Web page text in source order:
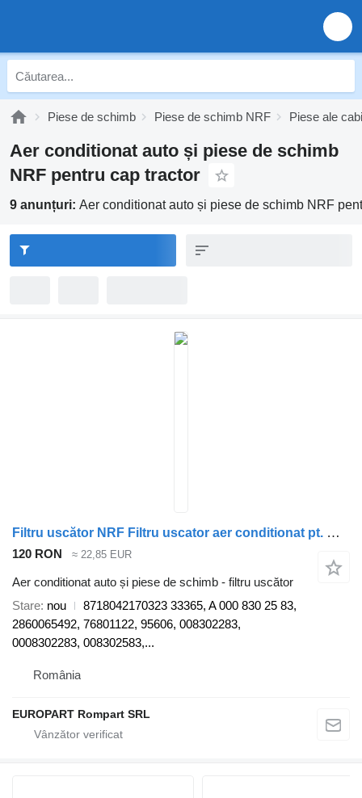
Piese de schimb Piese de schimb NRF Piese ale
Aer conditionat auto și piese de schimb
NRF pentru cap tractor
9 anunțuri: Aer conditionat auto și piese de schimb NRF
Filtru uscător NRF Filtru uscator aer conditionat pt. Mercedes-Benz Actros MP4/MP5 8718042170323 pentru cap tractor Mercedes-Benz Actros MP4/MP5
120 RON ≈ 22,85 EUR
Aer conditionat auto și piese de schimb - filtru uscător
Stare nou
8718042170323 33365, A 000 830 25 83,
2860065492, 76801122, 95606, 008302283,
0008302283, 008302583,...
România
EUROPART Rompart SRL